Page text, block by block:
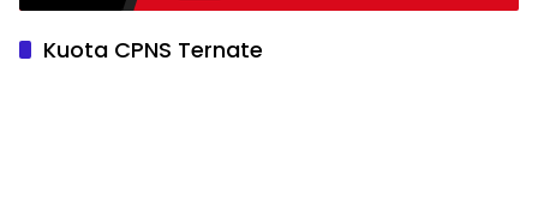
Kuota CPNS Ternate